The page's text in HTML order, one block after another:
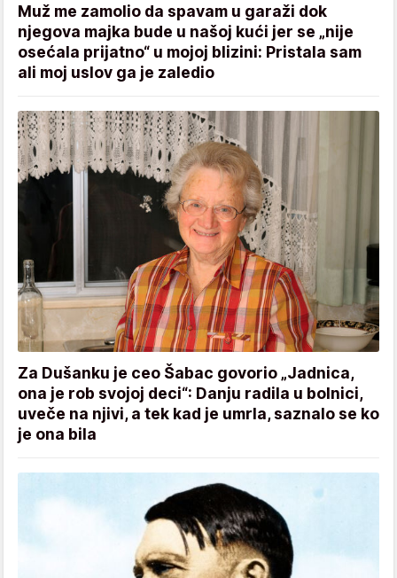
Muž me zamolio da spavam u garaži dok
njegova majka bude u našoj kući jer se „nije
osećala prijatno“ u mojoj blizini: Pristala sam
ali moj uslov ga je zaledio
Za Dušanku je ceo Šabac govorio „Jadnica,
ona je rob svojoj deci“: Danju radila u bolnici,
uveče na njivi, a tek kad je umrla, saznalo se ko
je ona bila